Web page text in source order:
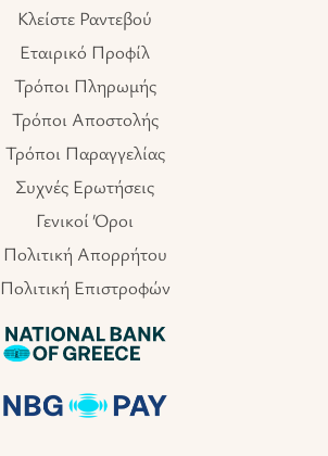
Κλείστε Ραντεβού
Εταιρικό Προφίλ
Τρόποι Πληρωμής
Τρόποι Αποστολής
Τρόποι Παραγγελίας
Συχνές Ερωτήσεις
Γενικοί Όροι
Πολιτική Απορρήτου
Πολιτική Επιστροφών